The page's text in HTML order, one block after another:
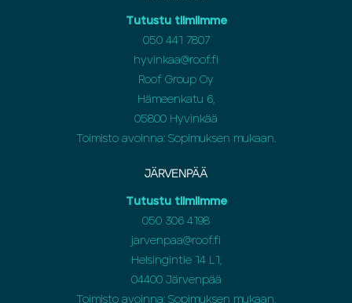
Tutustu tiimiimme
050 441 7807
hyvinkaa@roof.fi
Roof Group Oy
Hämeenkatu 6,
05800 Hyvinkää
Toimisto avoinna: Sopimuksen mukaan.
JÄRVENPÄÄ
Tutustu tiimiimme
050 306 4198
jarvenpaa@roof.fi
Helsingintie 14 L1,
04400 Järvenpää
Toimisto avoinna: Sopimuksen mukaan.